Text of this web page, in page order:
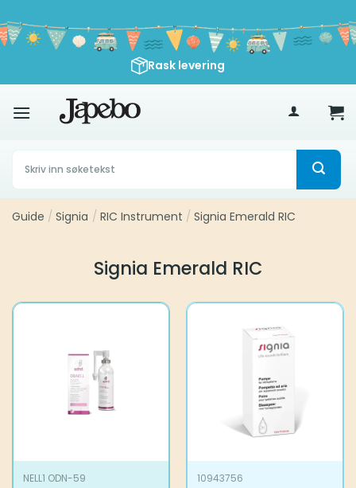
to
content
Rask levering
Søk
etter:
Guide / Signia / RIC Instrument / Signia Emerald RIC
Signia Emerald RIC
NELL1 ODN-59 10943756